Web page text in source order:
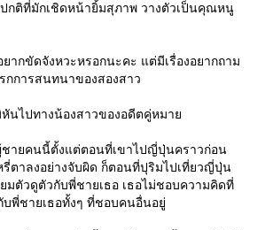
กติที่มักเชิดหน้ายิ้มสุภาพ วางตัวเป็นคุณหนู
ากขัดจังหวะหรอกนะคะ แต่มีเรื่องอยากถาม
กการสนทนาของสองสาว
หันไปทางน้องสาวของอดีตคู่หมา
ายคนนี้ตั้งแต่ตอนที่เขาไปญี่ปุ่นคราวก่อน
รี่ตาลงอย่างจับผิด ก็ตอนที่ปุริมไปเที่ยวญี่ปุ่น
มตัวดูตัวกับพี่ชายเธอ เธอไม่ชอบความคิดที่
พี่ชายเธอทั้งๆ ที่ชอบคนอื่นอยู่